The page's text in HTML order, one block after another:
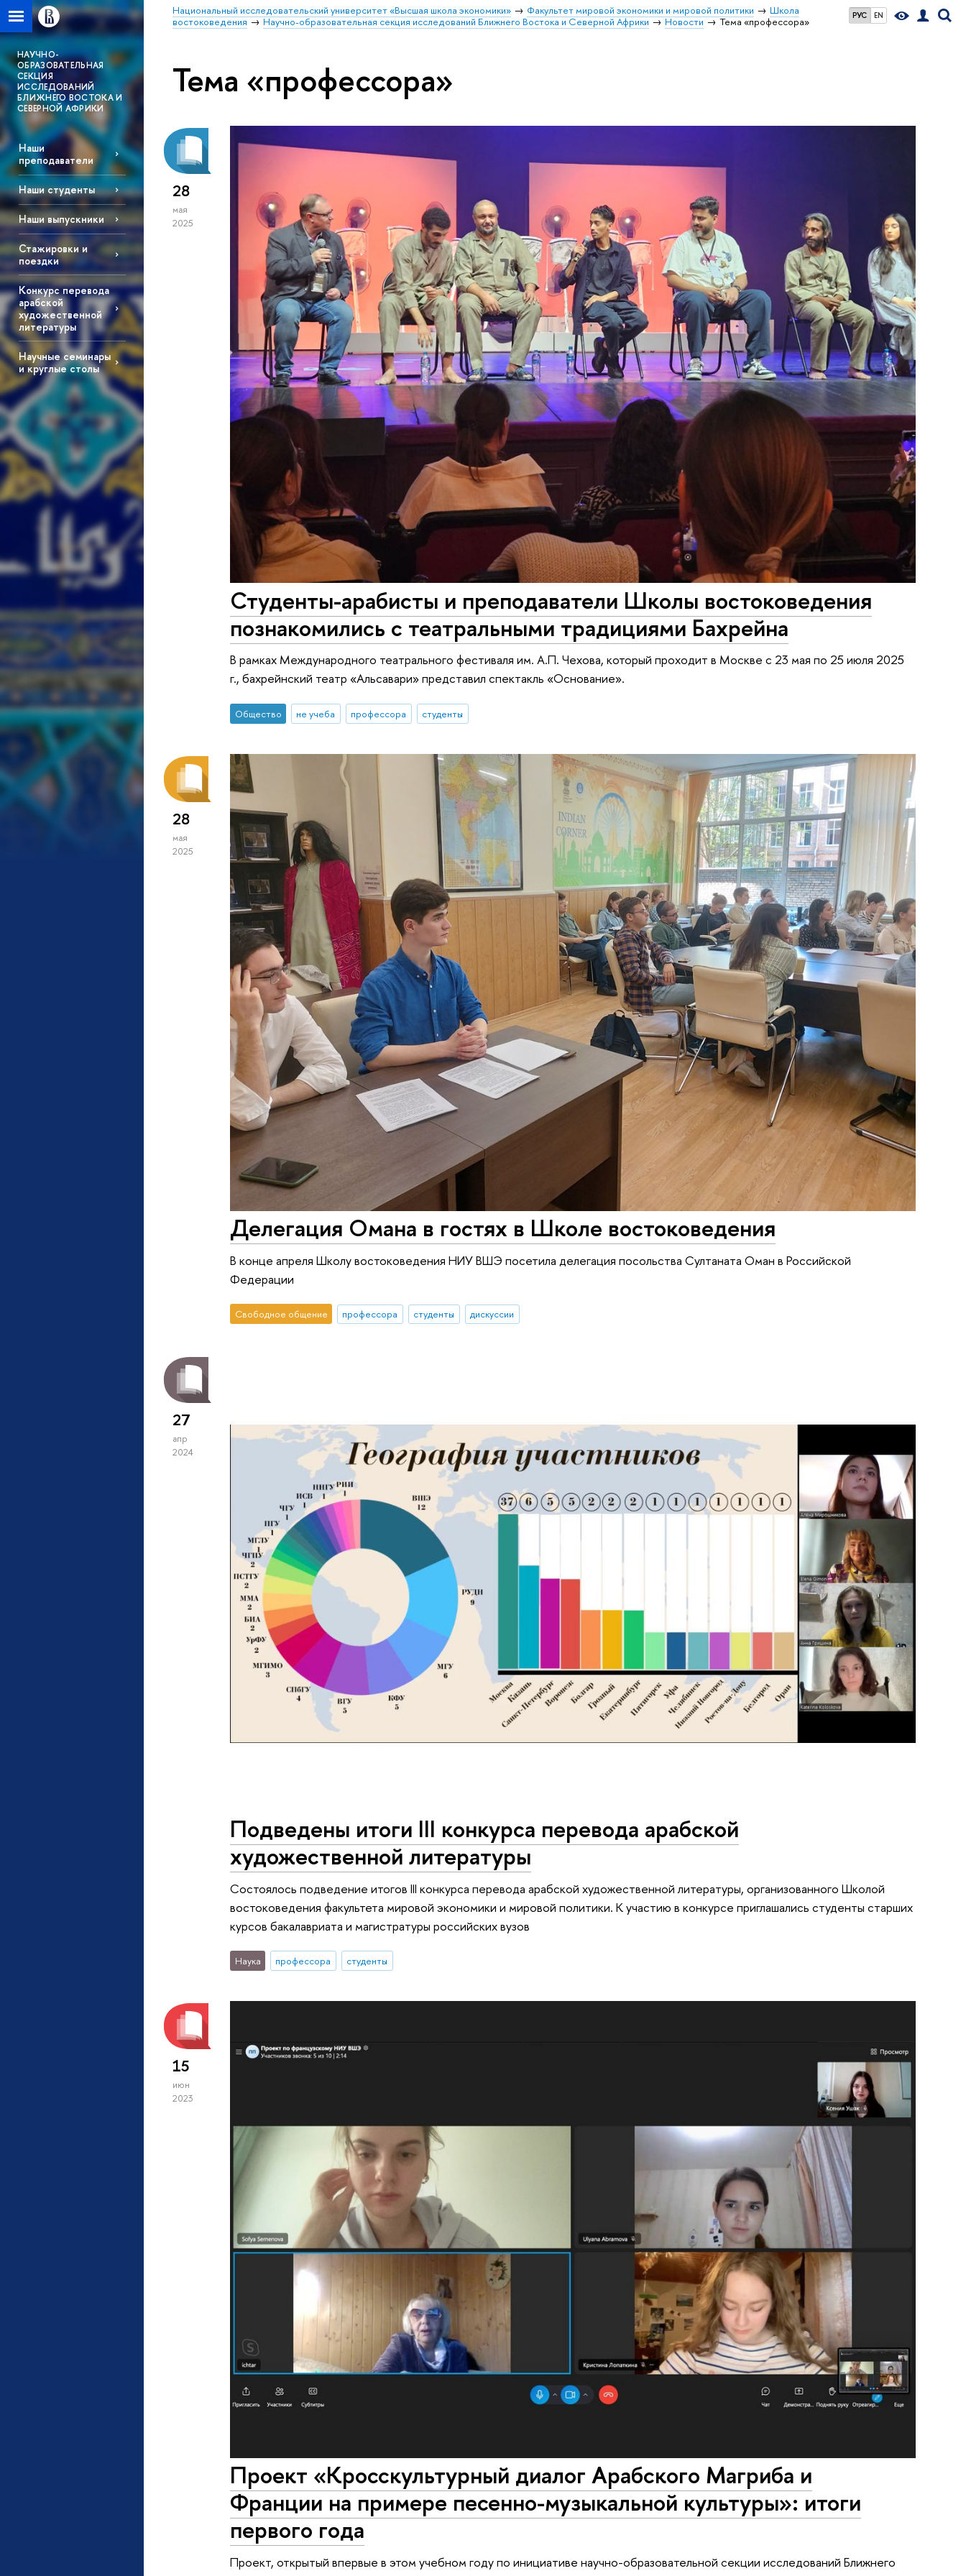
РУС EN
Национальный исследовательский университет «Высшая школа экономики» Факультет мировой экономики и мировой политики
Школа
востоковедения
Научно-образовательная секция исследований Ближнего Востока и Северной Африки Новости Тема «профессора»
НАУЧНО-
ОБРАЗОВАТЕЛЬНАЯ
СЕКЦИЯ
ИССЛЕДОВАНИЙ
БЛИЖНЕГО ВОСТОКА И
СЕВЕРНОЙ АФРИКИ
Наши
преподаватели
Наши студенты
Наши выпускники
Стажировки и
поездки
Конкурс перевода
арабской
художественной
литературы
Научные семинары
и круглые столы
Тема «профессора»
28
мая
2025
Студенты-арабисты и преподаватели Школы востоковедения
познакомились с театральными традициями Бахрейна
В рамках Международного театрального фестиваля им. А.П. Чехова, который проходит в Москве с 23 мая по 25 июля 2025
г., бахрейнский театр «Альсавари» представил спектакль «Основание».
Общество не учеба профессора студенты
28
мая
2025
Делегация Омана в гостях в Школе востоковедения
В конце апреля Школу востоковедения НИУ ВШЭ посетила делегация посольства Султаната Оман в Российской
Федерации
Свободное общение профессора студенты дискуссии
27
апр
2024
Подведены итоги III конкурса перевода арабской
художественной литературы
Состоялось подведение итогов III конкурса перевода арабской художественной литературы, организованного Школой
востоковедения факультета мировой экономики и мировой политики. К участию в конкурсе приглашались студенты старших
курсов бакалавриата и магистратуры российских вузов
Наука профессора студенты
15
июн
2023
Проект «Кросскультурный диалог Арабского Магриба и
Франции на примере песенно-музыкальной культуры»: итоги
первого года
Проект, открытый впервые в этом учебном году по инициативе научно-образовательной секции исследований Ближнего